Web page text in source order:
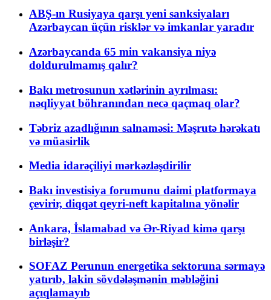
ABŞ-ın Rusiyaya qarşı yeni sanksiyaları
Azərbaycan üçün risklər və imkanlar yaradır
Azərbaycanda 65 min vakansiya niyə
doldurulmamış qalır?
Bakı metrosunun xətlərinin ayrılması:
nəqliyyat böhranından necə qaçmaq olar?
Təbriz azadlığının salnaməsi: Məşrutə hərəkatı
və müasirlik
Media idarəçiliyi mərkəzləşdirilir
Bakı investisiya forumunu daimi platformaya
çevirir, diqqət qeyri-neft kapitalına yönəlir
Ankara, İslamabad və Ər-Riyad kimə qarşı
birləşir?
SOFAZ Perunun energetika sektoruna sərmayə
yatırıb, lakin sövdələşmənin məbləğini
açıqlamayıb